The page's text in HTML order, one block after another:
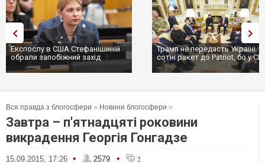
Експослу в США Стефанішиній
обрали запобіжний захід
Трамп не передасть Україні
сотні ракет до Patriot, бо у
...
Вся правда з блогосфери » Новини блогосфери »
Завтра – п'ятнадцяті роковини
викрадення Георгія Гонгадзе
15.09.2015, 17:26 • 2579 • 2